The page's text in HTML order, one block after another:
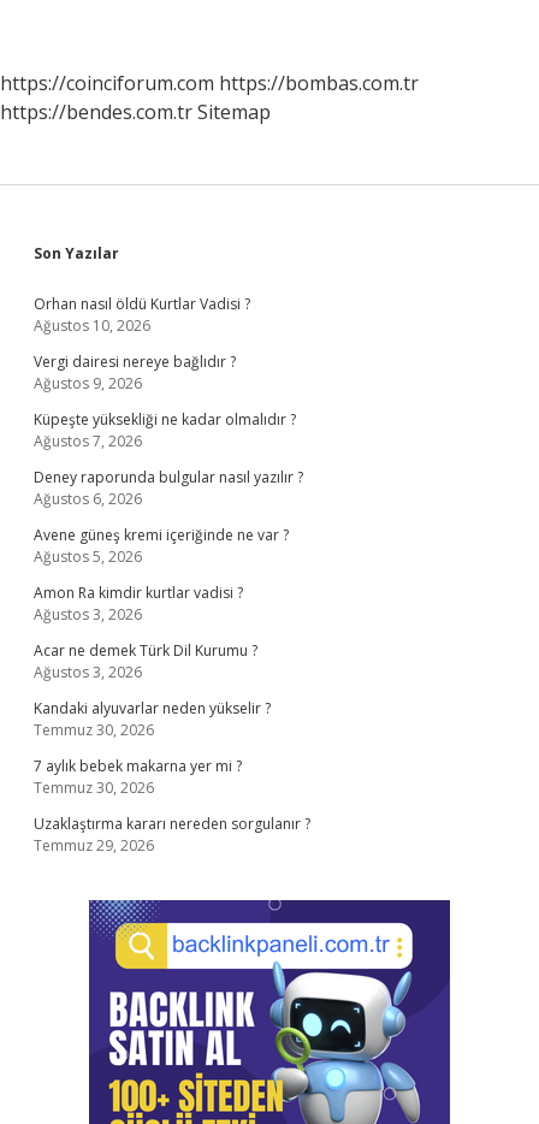
https://coinciforum.com https://bombas.com.tr
https://bendes.com.trSitemap
Sidebar
Son Yazılar
Orhan nasıl öldü Kurtlar Vadisi ?
Ağustos 10, 2026
Vergi dairesi nereye bağlıdır ?
Ağustos 9, 2026
Küpeşte yüksekliği ne kadar olmalıdır ?
Ağustos 7, 2026
Deney raporunda bulgular nasıl yazılır ?
Ağustos 6, 2026
Avene güneş kremi içeriğinde ne var ?
Ağustos 5, 2026
Amon Ra kimdir kurtlar vadisi ?
Ağustos 3, 2026
Acar ne demek Türk Dil Kurumu ?
Ağustos 3, 2026
Kandaki alyuvarlar neden yükselir ?
Temmuz 30, 2026
7 aylık bebek makarna yer mi ?
Temmuz 30, 2026
Uzaklaştırma kararı nereden sorgulanır ?
Temmuz 29, 2026